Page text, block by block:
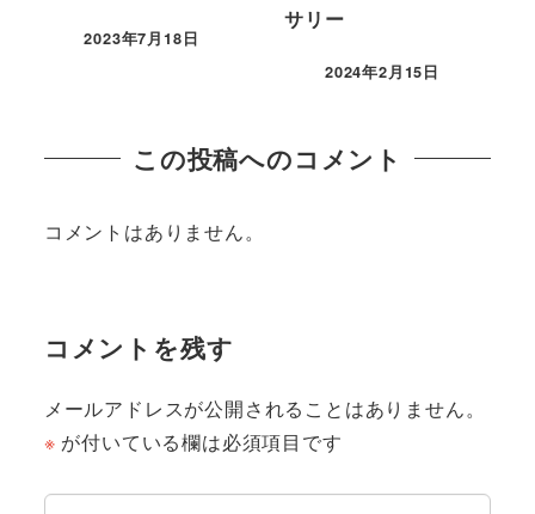
2023年7月18日
サリー
2024年2月15日
この投稿へのコメント
コメントはありません。
コメントを残す
メールアドレスが公開されることはありません。
※ が付いている欄は必須項目です